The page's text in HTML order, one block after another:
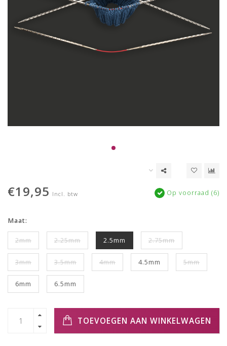
€19,95 Incl. btw Op voorraad (6)
Maat:
2mm 2.25mm 2.5mm 2.75mm
3mm 3.5mm 4mm 4.5mm 5mm
6mm 6.5mm
TOEVOEGEN AAN WINKELWAGEN